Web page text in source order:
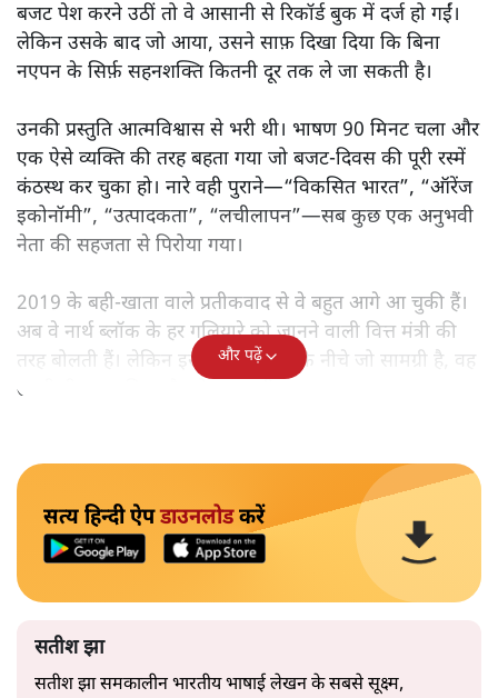
बजट पेश करने उठीं तो वे आसानी से रिकॉर्ड बुक में दर्ज हो गईं।
लेकिन उसके बाद जो आया, उसने साफ़ दिखा दिया कि बिना
नएपन के सिर्फ़ सहनशक्ति कितनी दूर तक ले जा सकती है।
उनकी प्रस्तुति आत्मविश्वास से भरी थी। भाषण 90 मिनट चला और
एक ऐसे व्यक्ति की तरह बहता गया जो बजट‑दिवस की पूरी रस्में
कंठस्थ कर चुका हो। नारे वही पुराने—“विकसित भारत”, “ऑरेंज
इकोनॉमी”, “उत्पादकता”, “लचीलापन”—सब कुछ एक अनुभवी
नेता की सहजता से पिरोया गया।
2019 के बही‑खाता वाले प्रतीकवाद से वे बहुत आगे आ चुकी हैं।
अब वे नार्थ ब्लॉक के हर गलियारे को जानने वाली वित्त मंत्री की
तरह बोलती हैं। लेकिन इस आत्मविश्वास के नीचे जो सामग्री है, वह
उतनी ही अनुमानित और दोहराव भरी।
और पढ़ें
सत्य हिन्दी ऐपडाउनलोडकरें
सतीश झा
सतीश झा समकालीन भारतीय भाषाई लेखन के सबसे सूक्ष्म,